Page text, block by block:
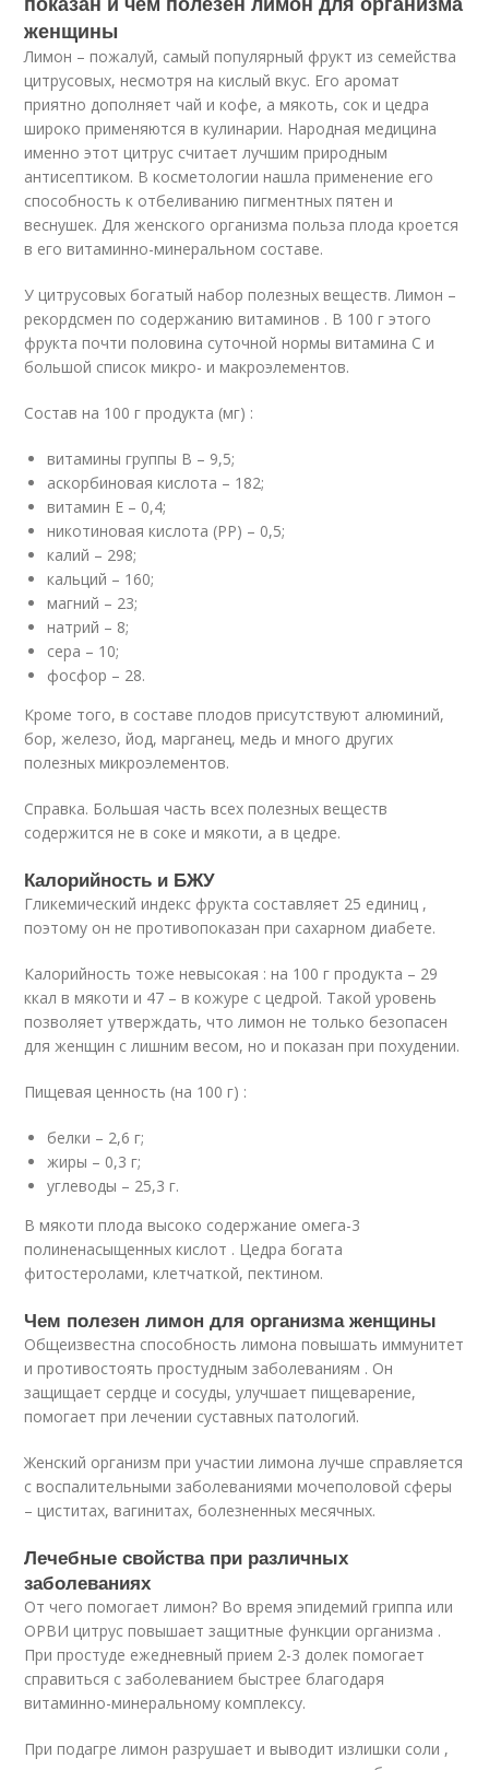
женщины
Лимон – пожалуй, самый популярный фрукт из семейства
цитрусовых, несмотря на кислый вкус. Его аромат
приятно дополняет чай и кофе, а мякоть, сок и цедра
широко применяются в кулинарии. Народная медицина
именно этот цитрус считает лучшим природным
антисептиком. В косметологии нашла применение его
способность к отбеливанию пигментных пятен и
веснушек. Для женского организма польза плода кроется
в его витаминно-минеральном составе.
У цитрусовых богатый набор полезных веществ. Лимон –
рекордсмен по содержанию витаминов . В 100 г этого
фрукта почти половина суточной нормы витамина С и
большой список микро- и макроэлементов.
Состав на 100 г продукта (мг) :
витамины группы В – 9,5;
аскорбиновая кислота – 182;
витамин Е – 0,4;
никотиновая кислота (РР) – 0,5;
калий – 298;
кальций – 160;
магний – 23;
натрий – 8;
сера – 10;
фосфор – 28.
Кроме того, в составе плодов присутствуют алюминий,
бор, железо, йод, марганец, медь и много других
полезных микроэлементов.
Справка. Большая часть всех полезных веществ
содержится не в соке и мякоти, а в цедре.
Калорийность и БЖУ
Гликемический индекс фрукта составляет 25 единиц ,
поэтому он не противопоказан при сахарном диабете.
Калорийность тоже невысокая : на 100 г продукта – 29
ккал в мякоти и 47 – в кожуре с цедрой. Такой уровень
позволяет утверждать, что лимон не только безопасен
для женщин с лишним весом, но и показан при похудении.
Пищевая ценность (на 100 г) :
белки – 2,6 г;
жиры – 0,3 г;
углеводы – 25,3 г.
В мякоти плода высоко содержание омега-3
полиненасыщенных кислот . Цедра богата
фитостеролами, клетчаткой, пектином.
Чем полезен лимон для организма женщины
Общеизвестна способность лимона повышать иммунитет
и противостоять простудным заболеваниям . Он
защищает сердце и сосуды, улучшает пищеварение,
помогает при лечении суставных патологий.
Женский организм при участии лимона лучше справляется
с воспалительными заболеваниями мочеполовой сферы
– циститах, вагинитах, болезненных месячных.
Лечебные свойства при различных
заболеваниях
От чего помогает лимон? Во время эпидемий гриппа или
ОРВИ цитрус повышает защитные функции организма .
При простуде ежедневный прием 2-3 долек помогает
справиться с заболеванием быстрее благодаря
витаминно-минеральному комплексу.
При подагре лимон разрушает и выводит излишки соли ,